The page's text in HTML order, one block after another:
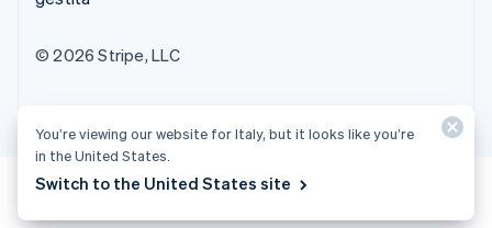
© 2026 Stripe, LLC
You’re viewing our website for Italy, but it looks like you’re
in the United States.
Switch to the United States site